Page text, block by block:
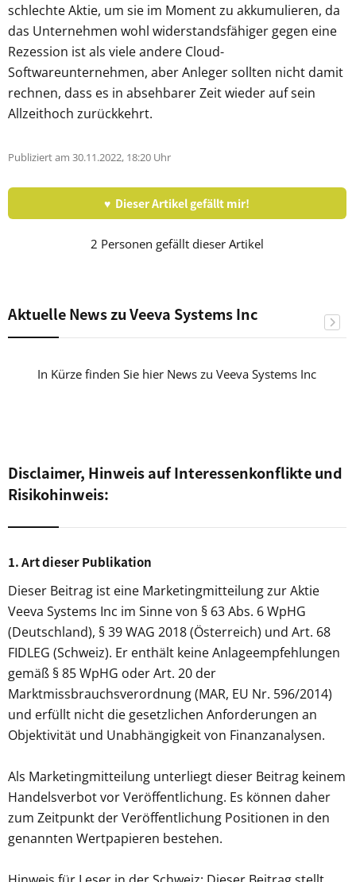
schlechte Aktie, um sie im Moment zu akkumulieren, da
das Unternehmen wohl widerstandsfähiger gegen eine
Rezession ist als viele andere Cloud-
Softwareunternehmen, aber Anleger sollten nicht damit
rechnen, dass es in absehbarer Zeit wieder auf sein
Allzeithoch zurückkehrt.
Publiziert am 30.11.2022, 18:20 Uhr
♥ Dieser Artikel gefällt mir!
2 Personen gefällt dieser Artikel
Aktuelle News zu Veeva Systems Inc
In Kürze finden Sie hier News zu Veeva Systems Inc
Disclaimer, Hinweis auf Interessenkonflikte und
Risikohinweis:
1. Art dieser Publikation
Dieser Beitrag ist eine Marketingmitteilung zur Aktie
Veeva Systems Inc im Sinne von § 63 Abs. 6 WpHG
(Deutschland), § 39 WAG 2018 (Österreich) und Art. 68
FIDLEG (Schweiz). Er enthält keine Anlageempfehlungen
gemäß § 85 WpHG oder Art. 20 der
Marktmissbrauchsverordnung (MAR, EU Nr. 596/2014)
und erfüllt nicht die gesetzlichen Anforderungen an
Objektivität und Unabhängigkeit von Finanzanalysen.
Als Marketingmitteilung unterliegt dieser Beitrag keinem
Handelsverbot vor Veröffentlichung. Es können daher
zum Zeitpunkt der Veröffentlichung Positionen in den
genannten Wertpapieren bestehen.